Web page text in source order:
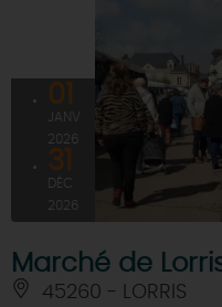
01
JANV
2026
31
DÉC
2026
Marché de
45260 - LORRIS